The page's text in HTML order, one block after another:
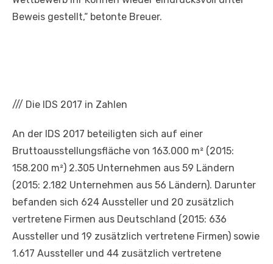
Beweis gestellt,“ betonte Breuer.
/// Die IDS 2017 in Zahlen
An der IDS 2017 beteiligten sich auf einer
Bruttoausstellungsfläche von 163.000 m² (2015:
158.200 m²) 2.305 Unternehmen aus 59 Ländern
(2015: 2.182 Unternehmen aus 56 Ländern). Darunter
befanden sich 624 Aussteller und 20 zusätzlich
vertretene Firmen aus Deutschland (2015: 636
Aussteller und 19 zusätzlich vertretene Firmen) sowie
1.617 Aussteller und 44 zusätzlich vertretene